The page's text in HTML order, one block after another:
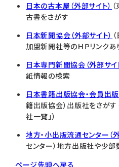
日本の古本屋（外部サイト）
古書をさがす
日本新聞協会（外部サイト）
加盟新聞社等のＨＰリンクあ
日本専門新聞協会（外部サイ
紙情報の検索
日本書籍出版協会・会員出版
籍出版協会）出版社をさがす
社一覧」）
地方・小出版流通センター（
センター）地方出版社や少
ページ先頭へ戻る